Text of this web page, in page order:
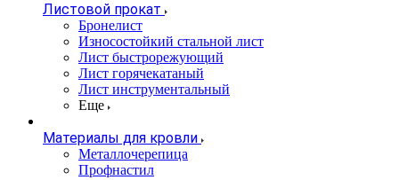
Листовой прокат
Бронелист
Износостойкий стальной лист
Лист быстрорежующий
Лист горячекатаный
Лист инструментальный
Еще
Материалы для кровли
Металлочерепица
Профнастил